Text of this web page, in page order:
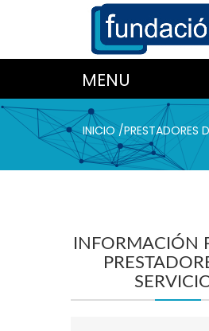
INICIO/PRESTADORES
INFORMACIÓN